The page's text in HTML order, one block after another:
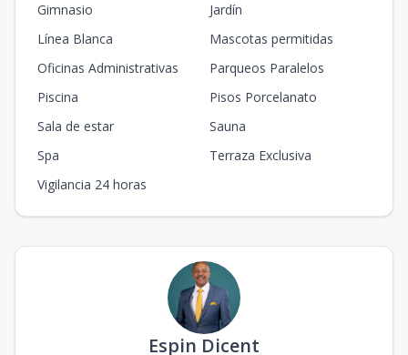
Gimnasio
Jardín
Línea Blanca
Mascotas permitidas
Oficinas Administrativas
Parqueos Paralelos
Piscina
Pisos Porcelanato
Sala de estar
Sauna
Spa
Terraza Exclusiva
Vigilancia 24 horas
Espin Dicent